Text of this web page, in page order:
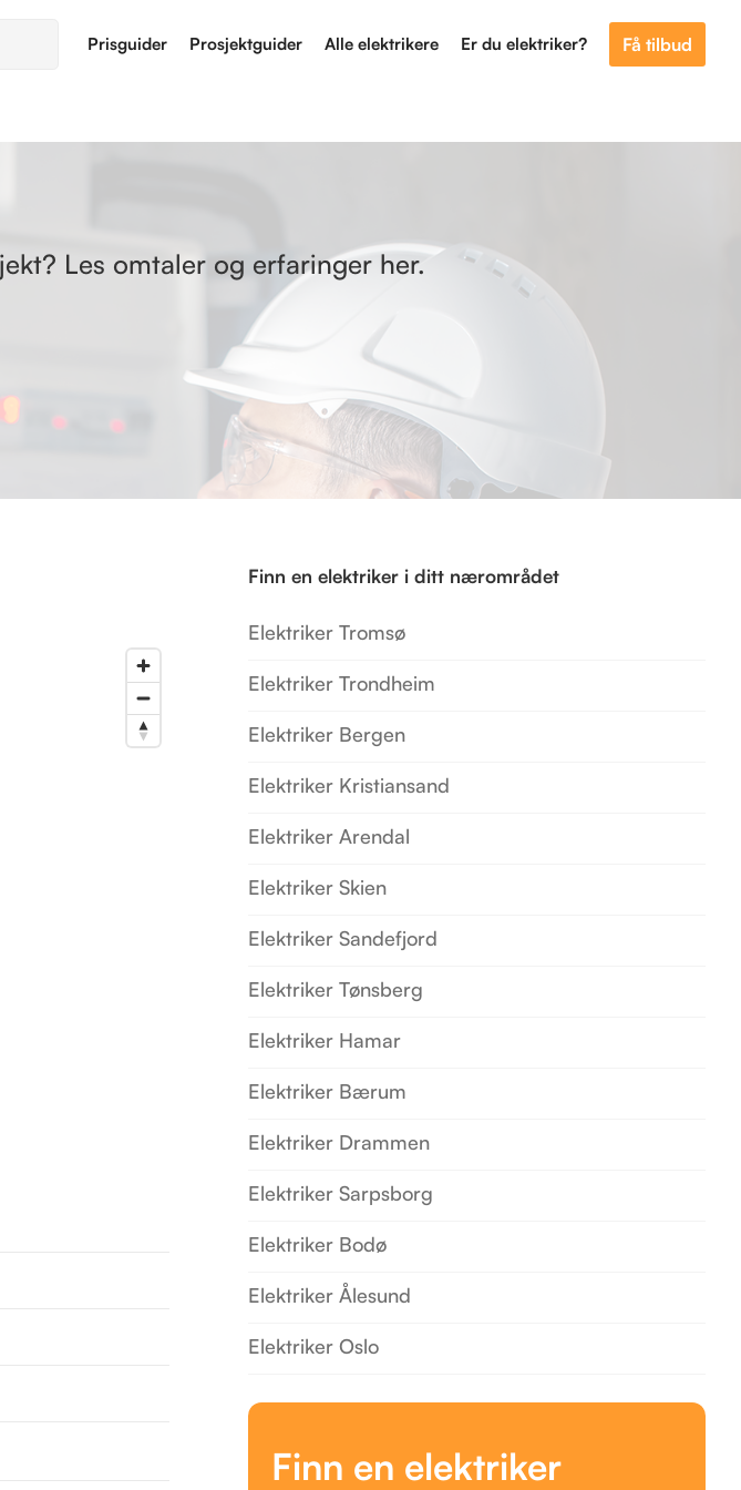
Prisguider Prosjektguider Alle elektrikere Er du elektriker? Få tilbud
Les omtaler og erfaringer her.
Finn en elektriker i ditt nærområdet
Elektriker Tromsø
Elektriker Trondheim
Elektriker Bergen
Elektriker Kristiansand
Elektriker Arendal
Elektriker Skien
Elektriker Sandefjord
Elektriker Tønsberg
Elektriker Hamar
Elektriker Bærum
Elektriker Drammen
Elektriker Sarpsborg
Elektriker Bodø
Elektriker Ålesund
Elektriker Oslo
Finn en elektriker